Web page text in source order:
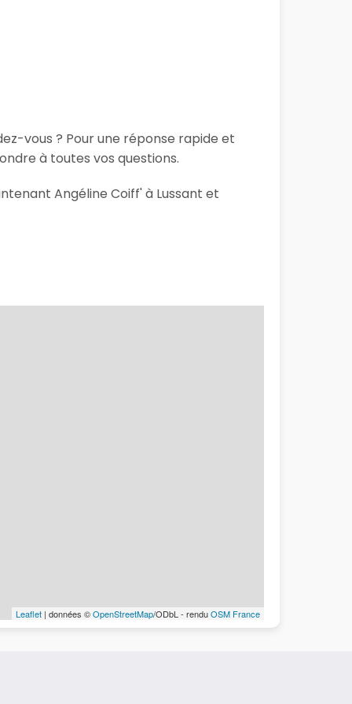
vous ? Pour une réponse rapide et
à toutes vos questions.
Angéline Coiff' à Lussant et
Leaflet | données ©OpenStreetMap/ODbL - renduOSM France